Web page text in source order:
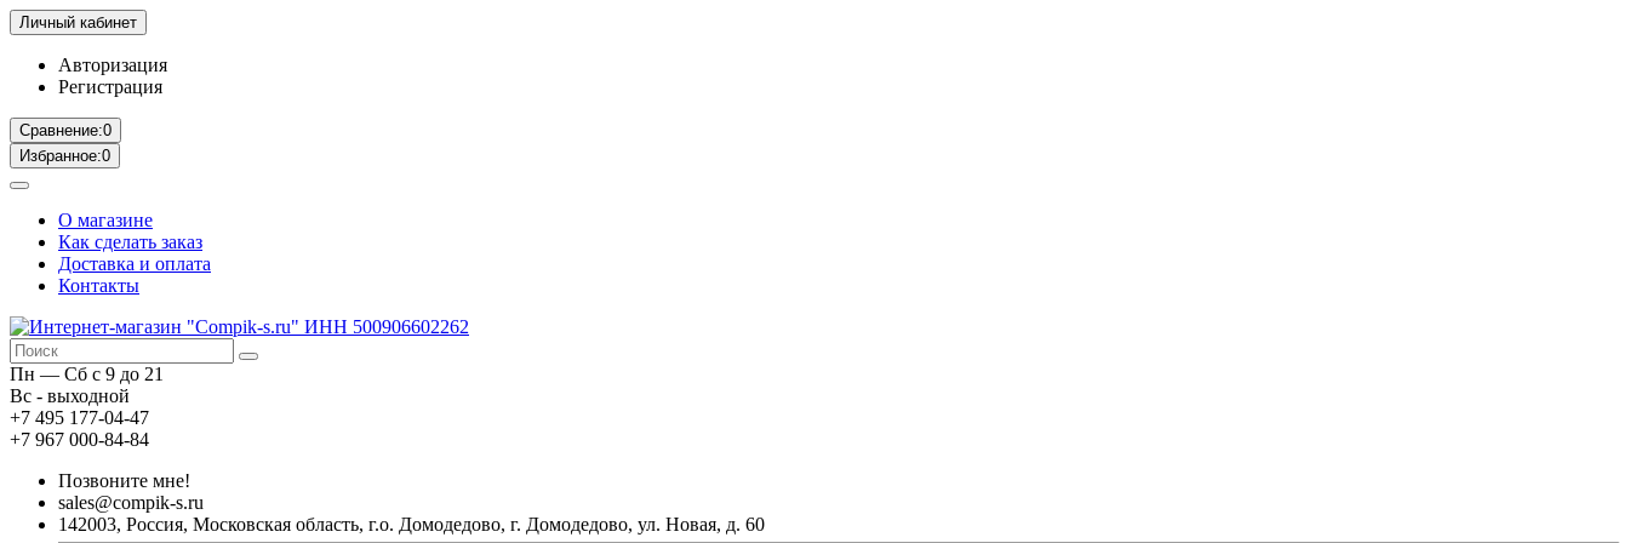
Личный кабинет
Авторизация
Регистрация
Сравнение:0
Избранное:0
О магазине
Как сделать заказ
Доставка и оплата
Контакты
Пн — Сб с 9 до 21
Вс - выходной
+7 495 177-04-47
+7 967 000-84-84
Позвоните мне!
sales@compik-s.ru
142003, Россия, Московская область, г.о. Домодедово, г. Домодедово, ул. Новая, д. 60